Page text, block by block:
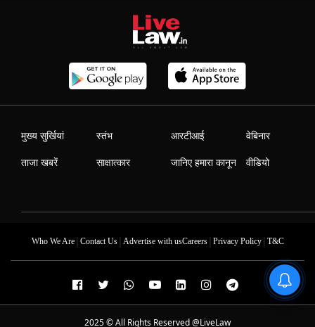
मुख्य सुर्खियां
ताजा खबरें
स्तंभ
साक्षात्कार
आरटीआई
जानिए हमारा कानून
वेबिनार
वीडियो
Who We Are| Contact Us| Advertise with usCareers| Privacy Policy| T&C
2025 © All Rights Reserved @LiveLaw